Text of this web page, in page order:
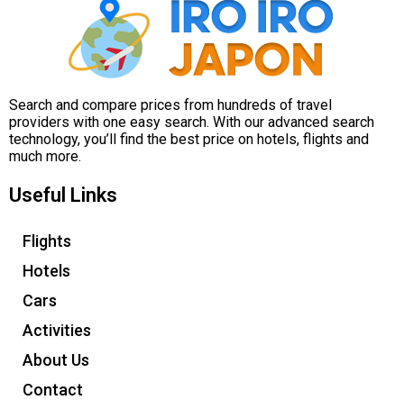
Search and compare prices from hundreds of travel
providers with one easy search. With our advanced search
technology, you’ll find the best price on hotels, flights and
much more.
Useful Links
Flights
Hotels
Cars
Activities
About Us
Contact